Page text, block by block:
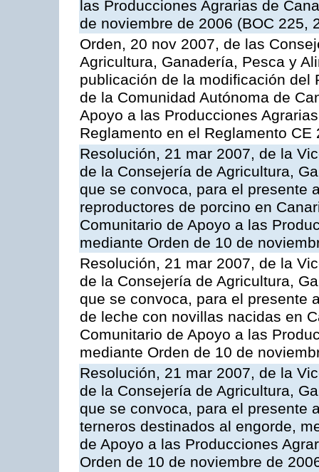
las Producciones Agrarias de
de noviembre de 2006 (BOC 225,
Orden, 20 nov 2007, de las
Agricultura, Ganadería, Pesca y
publicación de la modificación del
de la Comunidad Autónoma de
Apoyo a las Producciones
Reglamento en el Reglamento
Resolución, 21 mar 2007, de la
de la Consejería de Agricultura,
que se convoca, para el presente
reproductores de porcino en
Comunitario de Apoyo a las
mediante Orden de 10 de
Resolución, 21 mar 2007, de la
de la Consejería de Agricultura,
que se convoca, para el presente
de leche con novillas nacidas en
Comunitario de Apoyo a las
mediante Orden de 10 de
Resolución, 21 mar 2007, de la
de la Consejería de Agricultura,
que se convoca, para el presente
terneros destinados al engorde,
de Apoyo a las Producciones
Orden de 10 de noviembre de